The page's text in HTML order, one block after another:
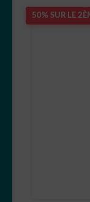
50% SUR LE